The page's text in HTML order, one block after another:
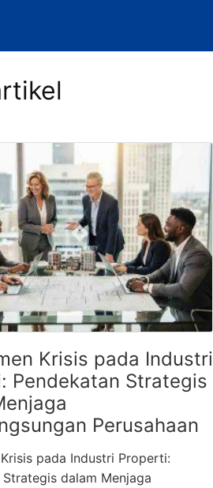
Krisis pada Industri
Pendekatan Strategis
Perusahaan
pada Industri Properti:
dalam Menjaga